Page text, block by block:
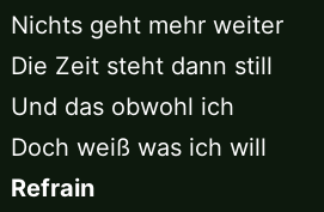
Nichts geht mehr weiter
Die Zeit steht dann still
Und das obwohl ich
Doch weiß was ich will
Refrain